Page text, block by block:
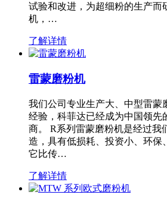
试验和改进，为超细粉的生产而
机，…
了解详情
雷蒙磨粉机
我们公司专业生产大、中型雷蒙
经验，科菲达已经成为中国领先
商。 R系列雷蒙磨粉机是经过我
造，具有低损耗、投资小、环保
它比传…
了解详情